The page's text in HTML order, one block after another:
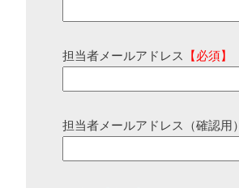
担当者メールアドレス 【必須】
担当者メールアドレス（確認用）